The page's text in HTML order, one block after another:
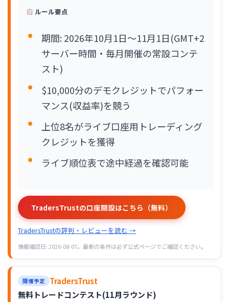
ルール要点
期間: 2026年10月1日〜11月1日(GMT+2
サーバー時間・毎月開催の常設コンテ
スト)
$10,000分のデモクレジットでパフォー
マンス(収益率)を競う
上位8名がライブ口座用トレーディング
クレジットを獲得
ライブ順位表で途中経過を確認可能
TradersTrustの口座開設はこちら（無料）
TradersTrustの評判・レビューを読む →
情報確認日: 2026-08-07。最新の条件は必ず公式ページでご確認ください。
開催予定
TradersTrust
無料トレードコンテスト(11月ラウンド)